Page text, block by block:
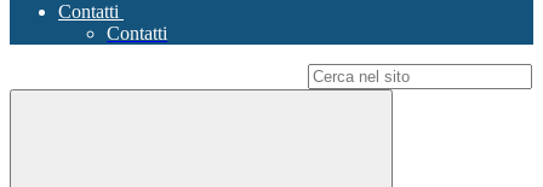
Contatti
Contatti